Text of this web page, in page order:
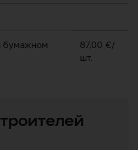
бумажном
87,00 €/
шт.